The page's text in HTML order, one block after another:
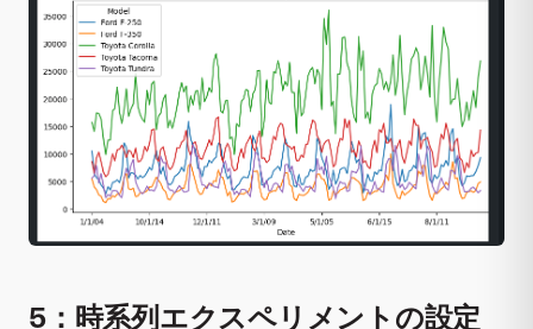
5：時系列エクスペリメントの設定